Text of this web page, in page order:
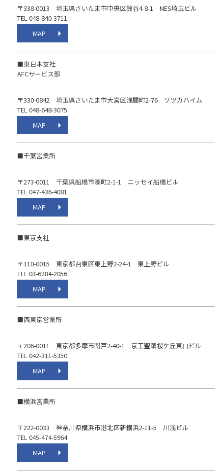
〒338-0013 埼玉県さいたま市中央区鈴谷4-8-1 NES埼玉ビル
TEL 048-840-3711
MAP
■東日本支社
AFCサービス部
〒330-0842 埼玉県さいたま市大宮区浅間町2-76 ソツカハイム
TEL 048-648-3075
MAP
■千葉営業所
〒273-0011 千葉県船橋市湊町2-1-1 ニッセイ船橋ビル
TEL 047-436-4081
MAP
■東京支社
〒110-0015 東京都台東区東上野2-24-1 東上野ビル
TEL 03-6284-2056
MAP
■西東京営業所
〒206-0011 東京都多摩市関戸2-40-1 京王聖蹟桜ケ丘東口ビル
TEL 042-311-5350
MAP
■横浜営業所
〒222-0033 神奈川県横浜市港北区新横浜2-11-5 川浅ビル
TEL 045-474-5964
MAP